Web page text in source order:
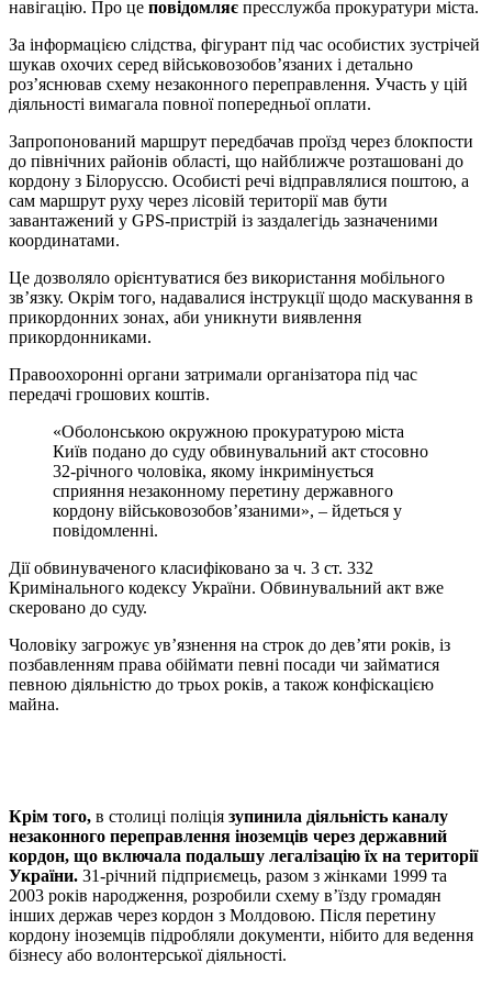
навігацію. Про це повідомляє пресслужба прокуратури міста.
За інформацією слідства, фігурант під час особистих зустрічей
шукав охочих серед військовозобов’язаних і детально
роз’яснював схему незаконного переправлення. Участь у цій
діяльності вимагала повної попередньої оплати.
Запропонований маршрут передбачав проїзд через блокпости
до північних районів області, що найближче розташовані до
кордону з Білоруссю. Особисті речі відправлялися поштою, а
сам маршрут руху через лісовій території мав бути
завантажений у GPS-пристрій із заздалегідь зазначеними
координатами.
Це дозволяло орієнтуватися без використання мобільного
зв’язку. Окрім того, надавалися інструкції щодо маскування в
прикордонних зонах, аби уникнути виявлення
прикордонниками.
Правоохоронні органи затримали організатора під час
передачі грошових коштів.
«Оболонською окружною прокуратурою міста
Київ подано до суду обвинувальний акт стосовно
32-річного чоловіка, якому інкримінується
сприяння незаконному перетину державного
кордону військовозобов’язаними», – йдеться у
повідомленні.
Дії обвинуваченого класифіковано за ч. 3 ст. 332
Кримінального кодексу України. Обвинувальний акт вже
скеровано до суду.
Чоловіку загрожує ув’язнення на строк до дев’яти років, із
позбавленням права обіймати певні посади чи займатися
певною діяльністю до трьох років, а також конфіскацією
майна.
Крім того, в столиці поліція зупинила діяльність каналу
незаконного переправлення іноземців через державний
кордон, що включала подальшу легалізацію їх на території
України. 31-річний підприємець, разом з жінками 1999 та
2003 років народження, розробили схему в’їзду громадян
інших держав через кордон з Молдовою. Після перетину
кордону іноземців підробляли документи, нібито для ведення
бізнесу або волонтерської діяльності.